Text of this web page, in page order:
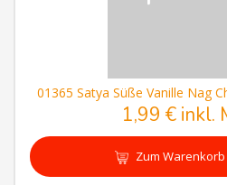
01365 Satya Süße Vanille Nag
1,99 € inkl.
Zum